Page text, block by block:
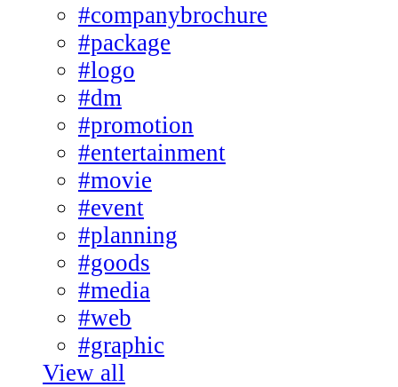
#companybrochure
#package
#logo
#dm
#promotion
#entertainment
#movie
#event
#planning
#goods
#media
#web
#graphic
View all